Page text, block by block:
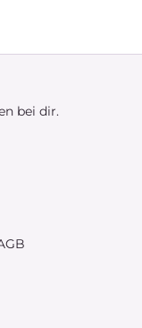
bei dir.